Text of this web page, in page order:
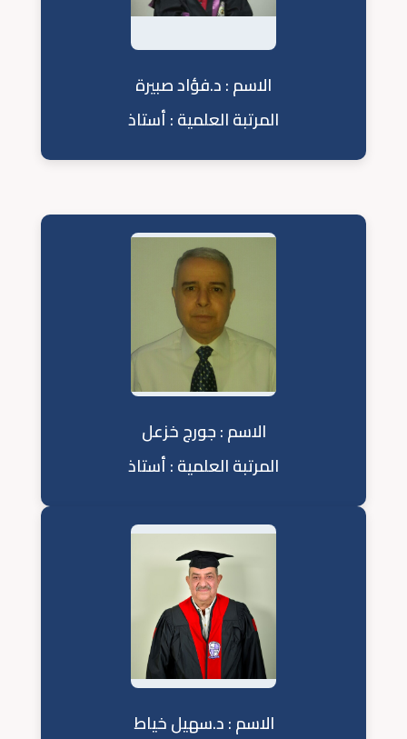
الاسم : د.فؤاد صبيرة
المرتبة العلمية : أستاذ
الاسم : جورج خزعل
المرتبة العلمية : أستاذ
الاسم : د.سهيل خياط